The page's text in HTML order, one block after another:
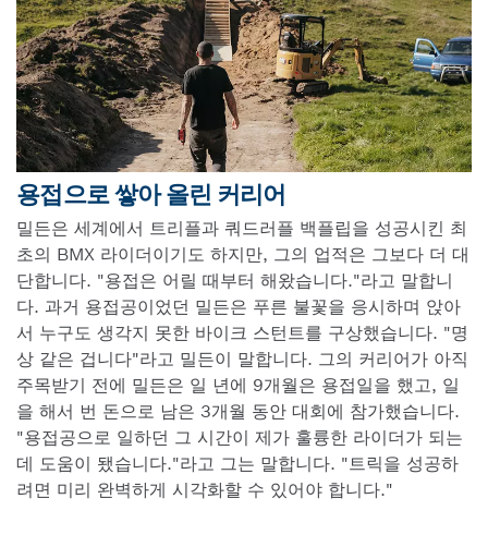
용접으로 쌓아 올린 커리어
밀든은 세계에서 트리플과 쿼드러플 백플립을 성공시킨 최
초의 BMX 라이더이기도 하지만, 그의 업적은 그보다 더 대
단합니다. "용접은 어릴 때부터 해왔습니다."라고 말합니
다. 과거 용접공이었던 밀든은 푸른 불꽃을 응시하며 앉아
서 누구도 생각지 못한 바이크 스턴트를 구상했습니다. "명
상 같은 겁니다"라고 밀든이 말합니다. 그의 커리어가 아직
주목받기 전에 밀든은 일 년에 9개월은 용접일을 했고, 일
을 해서 번 돈으로 남은 3개월 동안 대회에 참가했습니다.
"용접공으로 일하던 그 시간이 제가 훌륭한 라이더가 되는
데 도움이 됐습니다."라고 그는 말합니다. "트릭을 성공하
려면 미리 완벽하게 시각화할 수 있어야 합니다."